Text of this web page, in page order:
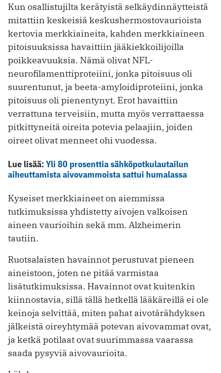
Kun osallistujilta kerätyistä selkäydinnäytteistä
mitattiin keskeisiä keskushermostovaurioista
kertovia merkkiaineita, kahden merkkiaineen
pitoisuuksissa havaittiin jääkiekkoilijoilla
poikkeavuuksia. Nämä olivat NFL-
neurofilamenttiproteiini, jonka pitoisuus oli
suurentunut, ja beeta-amyloidiproteiini, jonka
pitoisuus oli pienentynyt. Erot havaittiin
verrattuna terveisiin, mutta myös verrattaessa
pitkittyneitä oireita potevia pelaajiin, joiden
oireet olivat menneet ohi vuodessa.
Lue lisää:Yli 80 prosenttia sähköpotkulautailun
aiheuttamista aivovammoista sattui humalassa
Kyseiset merkkiaineet on aiemmissa
tutkimuksissa yhdistetty aivojen valkoisen
aineen vaurioihin sekä mm. Alzheimerin
tautiin.
Ruotsalaisten havainnot perustuvat pieneen
aineistoon, joten ne pitää varmistaa
lisätutkimuksissa. Havainnot ovat kuitenkin
kiinnostavia, sillä tällä hetkellä lääkäreillä ei ole
keinoja selvittää, miten pahat aivotärähdyksen
jälkeistä oireyhtymää potevan aivovammat ovat,
ja ketkä potilaat ovat suurimmassa vaarassa
saada pysyviä aivovaurioita.